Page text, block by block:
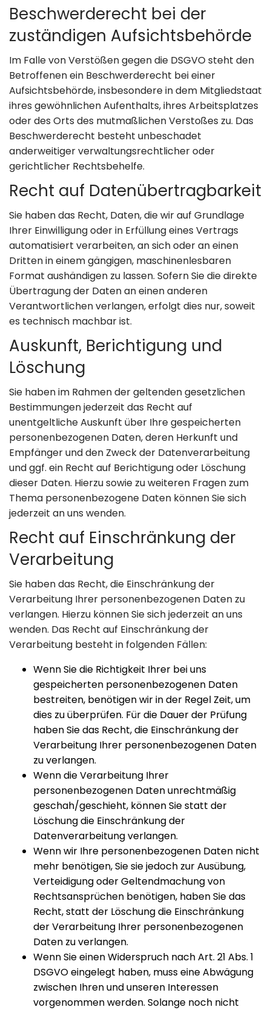
Beschwerde­recht bei der
zuständigen Aufsichts­behörde
Im Falle von Verstößen gegen die DSGVO steht den
Betroffenen ein Beschwerderecht bei einer
Aufsichtsbehörde, insbesondere in dem Mitgliedstaat
ihres gewöhnlichen Aufenthalts, ihres Arbeitsplatzes
oder des Orts des mutmaßlichen Verstoßes zu. Das
Beschwerderecht besteht unbeschadet
anderweitiger verwaltungsrechtlicher oder
gerichtlicher Rechtsbehelfe.
Recht auf Daten­übertrag­barkeit
Sie haben das Recht, Daten, die wir auf Grundlage
Ihrer Einwilligung oder in Erfüllung eines Vertrags
automatisiert verarbeiten, an sich oder an einen
Dritten in einem gängigen, maschinenlesbaren
Format aushändigen zu lassen. Sofern Sie die direkte
Übertragung der Daten an einen anderen
Verantwortlichen verlangen, erfolgt dies nur, soweit
es technisch machbar ist.
Auskunft, Berichtigung und
Löschung
Sie haben im Rahmen der geltenden gesetzlichen
Bestimmungen jederzeit das Recht auf
unentgeltliche Auskunft über Ihre gespeicherten
personenbezogenen Daten, deren Herkunft und
Empfänger und den Zweck der Datenverarbeitung
und ggf. ein Recht auf Berichtigung oder Löschung
dieser Daten. Hierzu sowie zu weiteren Fragen zum
Thema personenbezogene Daten können Sie sich
jederzeit an uns wenden.
Recht auf Einschränkung der
Verarbeitung
Sie haben das Recht, die Einschränkung der
Verarbeitung Ihrer personenbezogenen Daten zu
verlangen. Hierzu können Sie sich jederzeit an uns
wenden. Das Recht auf Einschränkung der
Verarbeitung besteht in folgenden Fällen:
Wenn Sie die Richtigkeit Ihrer bei uns
gespeicherten personenbezogenen Daten
bestreiten, benötigen wir in der Regel Zeit, um
dies zu überprüfen. Für die Dauer der Prüfung
haben Sie das Recht, die Einschränkung der
Verarbeitung Ihrer personenbezogenen Daten
zu verlangen.
Wenn die Verarbeitung Ihrer
personenbezogenen Daten unrechtmäßig
geschah/geschieht, können Sie statt der
Löschung die Einschränkung der
Datenverarbeitung verlangen.
Wenn wir Ihre personenbezogenen Daten nicht
mehr benötigen, Sie sie jedoch zur Ausübung,
Verteidigung oder Geltendmachung von
Rechtsansprüchen benötigen, haben Sie das
Recht, statt der Löschung die Einschränkung
der Verarbeitung Ihrer personenbezogenen
Daten zu verlangen.
Wenn Sie einen Widerspruch nach Art. 21 Abs. 1
DSGVO eingelegt haben, muss eine Abwägung
zwischen Ihren und unseren Interessen
vorgenommen werden. Solange noch nicht